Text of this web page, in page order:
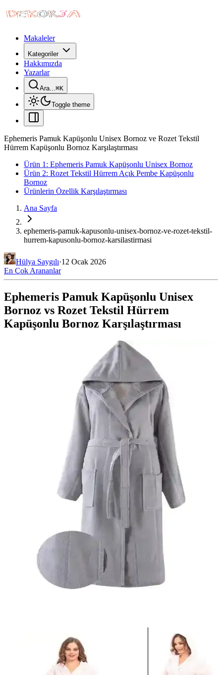
Makaleler
Kategoriler
Hakkımızda
Yazarlar
Ara...⌘K
Toggle theme
Ephemeris Pamuk Kapüşonlu Unisex Bornoz ve Rozet Tekstil
Hürrem Kapüşonlu Bornoz Karşılaştırması
Ürün 1: Ephemeris Pamuk Kapüşonlu Unisex Bornoz
Ürün 2: Rozet Tekstil Hürrem Açık Pembe Kapüşonlu
Bornoz
Ürünlerin Özellik Karşılaştırması
Ana Sayfa
ephemeris-pamuk-kapusonlu-unisex-bornoz-ve-rozet-tekstil-
hurrem-kapusonlu-bornoz-karsilastirmasi
Hülya Saygılı·12 Ocak 2026
En Çok Arananlar
Ephemeris Pamuk Kapüşonlu Unisex
Bornoz vs Rozet Tekstil Hürrem
Kapüşonlu Bornoz Karşılaştırması